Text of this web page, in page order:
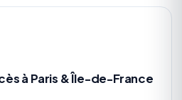
à Paris & Île-de-France